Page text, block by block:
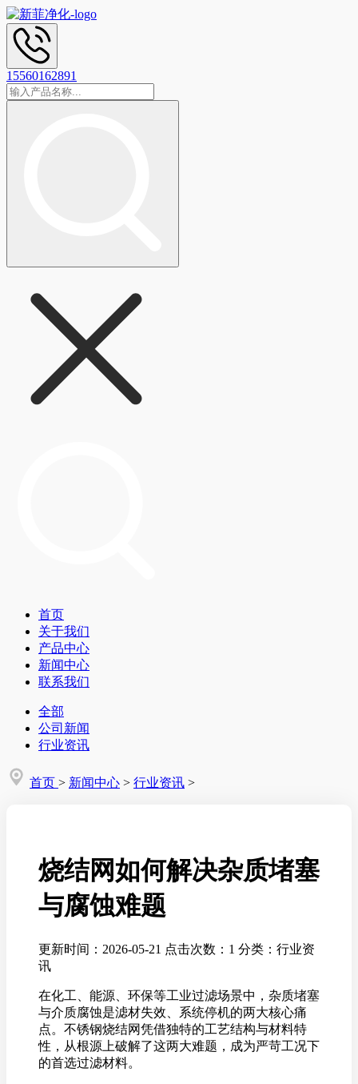
15560162891
首页
关于我们
产品中心
新闻中心
联系我们
全部
公司新闻
行业资讯
首页 > 新闻中心 > 行业资讯 >
烧结网如何解决杂质堵塞
与腐蚀难题
更新时间：2026-05-21 点击次数：1 分类：行业资
讯
在化工、能源、环保等工业过滤场景中，杂质堵塞
与介质腐蚀是滤材失效、系统停机的两大核心痛
点。不锈钢烧结网凭借独特的工艺结构与材料特
性，从根源上破解了这两大难题，成为严苛工况下
的首选过滤材料。